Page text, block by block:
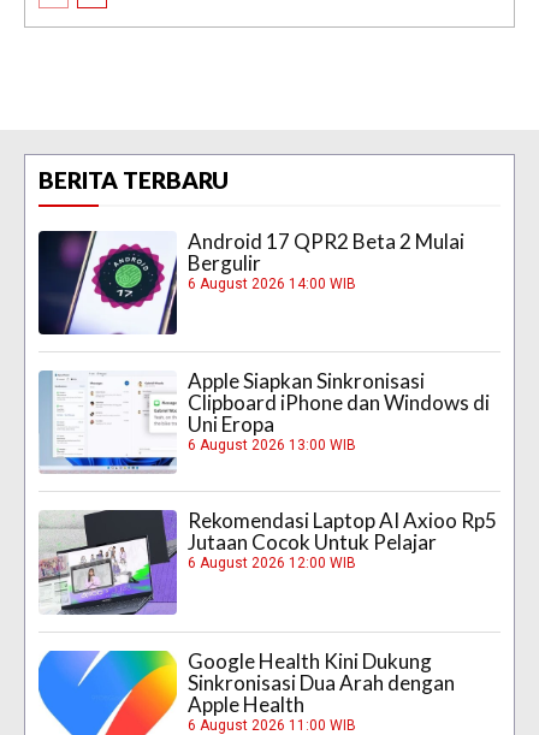
BERITA TERBARU
Android 17 QPR2 Beta 2 Mulai
Bergulir
6 August 2026 14:00 WIB
Apple Siapkan Sinkronisasi
Clipboard iPhone dan Windows di
Uni Eropa
6 August 2026 13:00 WIB
Rekomendasi Laptop AI Axioo Rp5
Jutaan Cocok Untuk Pelajar
6 August 2026 12:00 WIB
Google Health Kini Dukung
Sinkronisasi Dua Arah dengan
Apple Health
6 August 2026 11:00 WIB